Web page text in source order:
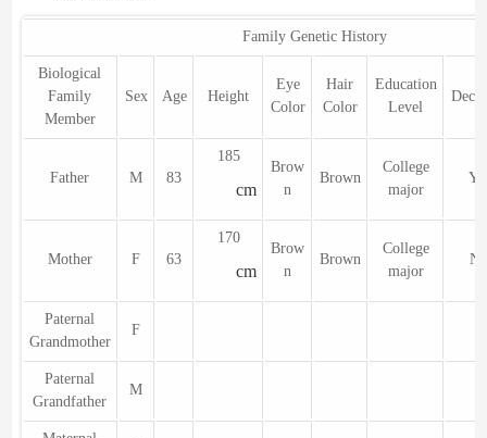
Family Genetic History
Biological
Family
Member
Sex Age Height
Eye
Color
Hair
Color
Education
Level
Father M 83
185
cm
Brow
n
Brown
College
major
Mother F 63
170
cm
Brow
n
Brown
College
major
Paternal
Grandmother
F
Paternal
Grandfather
M